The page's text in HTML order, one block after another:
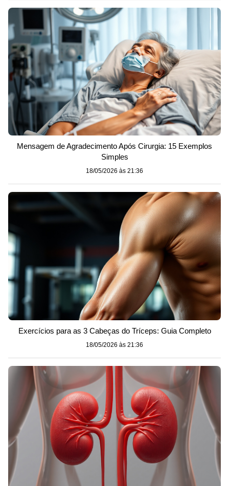
Mensagem de Agradecimento Após Cirurgia: 15 Exemplos
Simples
18/05/2026 às 21:36
Exercícios para as 3 Cabeças do Tríceps: Guia Completo
18/05/2026 às 21:36